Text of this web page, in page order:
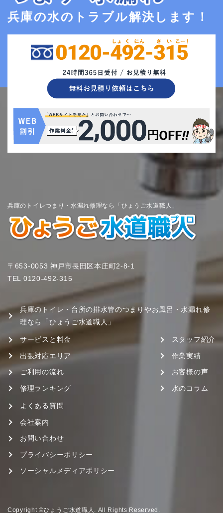
兵庫の水のトラブル解決します！
兵庫のトイレつまり・水漏れ修理なら「ひょうご水道職人」
〒653-0053 神戸市長田区本庄町2-8-1
TEL 0120-492-315
兵庫のトイレ・台所の排水管のつまりやお風呂・水漏れ修
理なら「ひょうご水道職人」
サービスと料金
出張対応エリア
ご利用の流れ
修理ランキング
スタッフ紹介
作業実績
お客様の声
水のコラム
よくある質問
会社案内
お問い合わせ
プライバシーポリシー
ソーシャルメディアポリシー
Copyright ©ひょうご水道職人. All Rights Reserved.